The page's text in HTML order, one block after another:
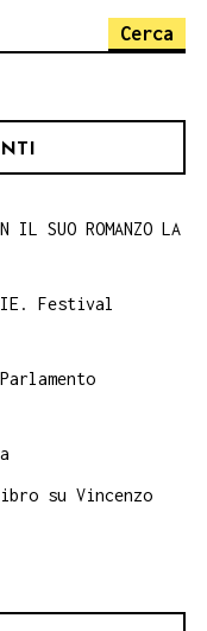
SUO ROMANZO LA
Festival
su Vincenzo